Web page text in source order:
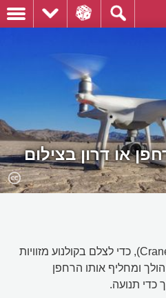
או דרון בצילום
אם בעבר השתמשו במנוף (Crane), כדי לצלם בקולנוע מזוויות
הולך ומחליף אותו הרחפן